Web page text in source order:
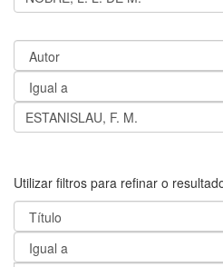
Utilizar filtros para refinar o